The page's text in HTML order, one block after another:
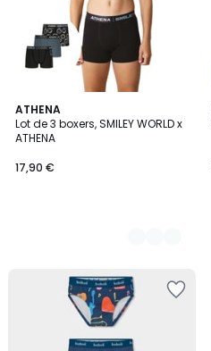
ATHENA
Lot de 3 boxers, SMILEY WORLD x
ATHENA
17,90 €
3
Couleurs